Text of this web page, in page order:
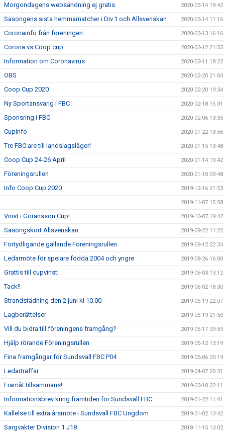
Morgondagens websändning ej gratis 2020-03-14 19:42
Säsongens sista hemmamatcher i Div.1 och Allsvenskan 2020-03-14 11:16
Coronainfo från föreningen 2020-03-13 16:16
Corona vs Coop cup 2020-03-12 21:55
Information om Coronavirus 2020-03-11 18:22
OBS 2020-02-20 21:04
Coop Cup 2020 2020-02-20 19:34
Ny Sportansvarig i FBC 2020-02-18 15:31
Sponsring i FBC 2020-02-06 13:35
Cupinfo 2020-01-22 13:56
Tre FBC:are till landslagsläger! 2020-01-15 13:48
Coop Cup 24-26 April 2020-01-14 19:42
Föreningsrullen 2020-01-10 09:48
Info Coop Cup 2020 2019-12-16 21:53
2019-11-07 15:58
Vinst i Göransson Cup! 2019-10-07 19:42
Säsongskort Allsvenskan 2019-09-22 11:22
Förtydligande gällande Föreningsrullen 2019-09-12 22:34
Ledarmöte för spelare födda 2004 och yngre 2019-08-26 16:00
Grattis till cupvinst! 2019-06-03 13:12
Tack!! 2019-06-02 18:30
Strandstädning den 2 juni kl 10.00 2019-05-19 22:07
Lagberättelser 2019-05-19 21:50
Vill du bidra till föreningens framgång? 2019-05-17 09:59
Hjälp rörande Föreningsrullen 2019-05-12 13:19
Fina framgångar för Sundsvall FBC P04 2019-05-06 20:19
Ledarträffar 2019-04-07 20:31
Framåt tillsammans! 2019-03-10 22:11
Informationsbrev kring framtiden för Sundsvall FBC 2019-01-22 11:41
Kallelse till extra årsmöte i Sundsvall FBC Ungdom 2019-01-02 13:42
Sargvakter Division 1 J18 2018-11-15 13:02